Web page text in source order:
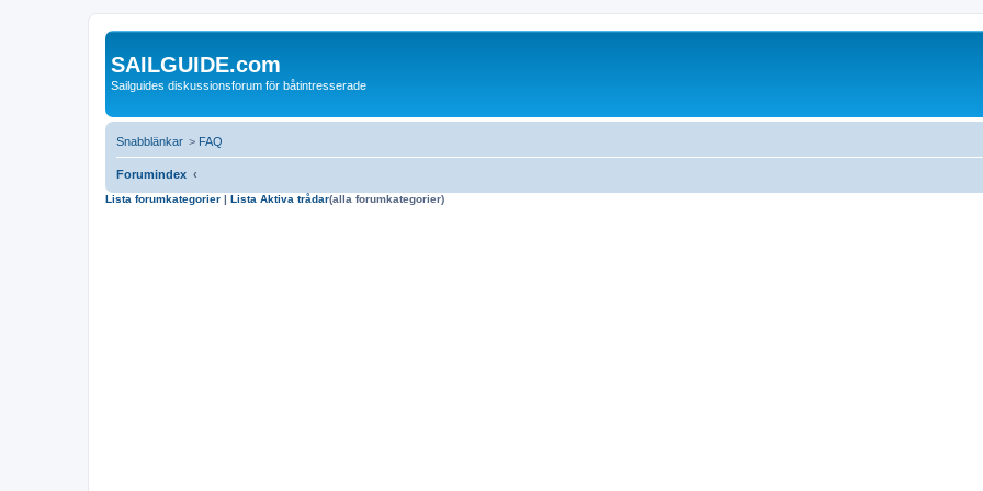
SAILGUIDE.com
Sailguides diskussionsforum för båtintresserade
Snabblänkar > FAQ
Forumindex
Lista forumkategorier | Lista Aktiva trådar(alla forumkategorier)